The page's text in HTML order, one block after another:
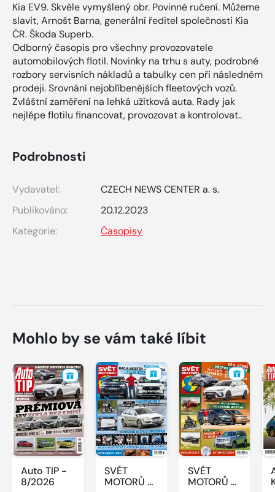
Kia EV9. Skvěle vymyšlený obr. Povinné ručení. Můžeme
slavit, Arnošt Barna, generální ředitel společnosti Kia
ČR. Škoda Superb.
Odborný časopis pro všechny provozovatele
automobilových flotil. Novinky na trhu s auty, podrobné
rozbory servisních nákladů a tabulky cen při následném
prodeji. Srovnání nejoblíbenějších fleetových vozů.
Zvláštní zaměření na lehká užitková auta. Rady jak
nejlépe flotilu financovat, provozovat a kontrolovat..
Podrobnosti
Vydavatel:
CZECH NEWS CENTER a. s.
Publikováno:
20.12.2023
Kategorie:
Časopisy
Mohlo by se vám také líbit
Auto TIP -
8/2026
SVĚT
MOTORŮ -
SVĚT
MOTORŮ -